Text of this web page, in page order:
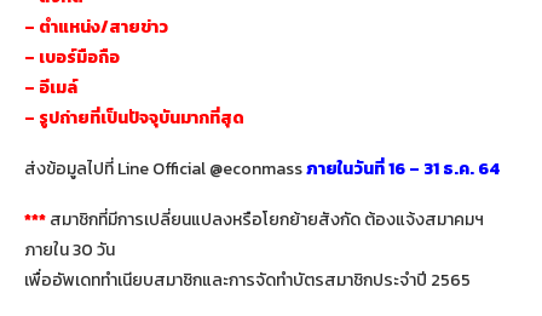
– ตำแหน่ง/สายข่าว
– เบอร์มือถือ
– อีเมล์
– รูปถ่ายที่เป็นปัจจุบันมากที่สุด
ส่งข้อมูลไปที่ Line Official @econmassภายในวันที่ 16 – 31 ธ.ค.64
***สมาชิกที่มีการเปลี่ยนแปลงหรือโยกย้ายสังกัด ต้องแจ้งสมาคมฯ
ภายใน 30 วัน
เพื่ออัพเดททำเนียบสมาชิกและการจัดทำบัตรสมาชิกประจำปี 2565